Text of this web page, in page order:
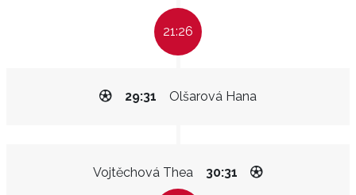
21:26
Olšarová Hana
29:31
Vojtěchová Thea 30:31